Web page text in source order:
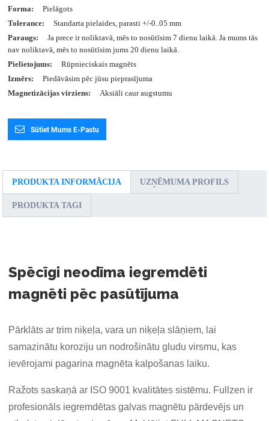
Forma:
Pielāgots
Tolerance:
Standarta pielaides, parasti +/-0..05 mm
Paraugs:
Ja prece ir noliktavā, mēs to nosūtīsim 7 dienu laikā. Ja mums tās
nav noliktavā, mēs to nosūtīsim jums 20 dienu laikā.
Pielietojums:
Rūpnieciskais magnēts
Izmērs:
Piedāvāsim pēc jūsu pieprasījuma
Magnetizācijas virziens:
Aksiāli caur augstumu
Sūtiet Mums E-Pastu
PRODUKTA INFORMĀCIJA UZŅĒMUMA PROFILS
PRODUKTA TAGI
Spēcīgi neodīma iegremdēti
magnēti pēc pasūtījuma
Pārklāts ar trim niķeļa, vara un niķeļa slāņiem, lai
samazinātu koroziju un nodrošinātu gludu virsmu, kas
ievērojami pagarina magnēta kalpošanas laiku.
Ražots saskaņā ar ISO 9001 kvalitātes sistēmu. Fullzen ir
profesionāls iegremdētas galvas magnētu pārdevējs un